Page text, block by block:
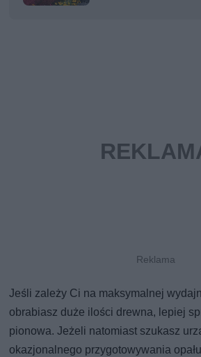
Jeśli zależy Ci na maksymalnej
obrabiasz duże ilości drewna, lepiej
pionowa. Jeżeli natomiast szukasz
okazjonalnego przygotowywania